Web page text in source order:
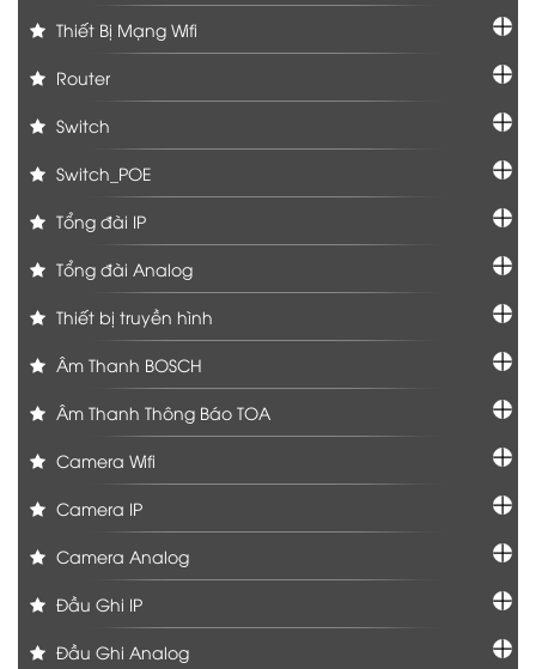
Thiết Bị Mạng Wifi
Router
Switch
Switch_POE
Tổng đài IP
Tổng đài Analog
Thiết bị truyền hình
Âm Thanh BOSCH
Âm Thanh Thông Báo TOA
Camera Wifi
Camera IP
Camera Analog
Đầu Ghi IP
Đầu Ghi Analog